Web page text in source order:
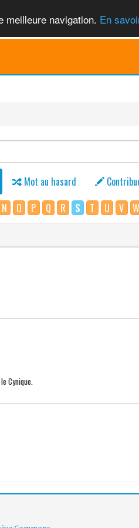
meilleure navigation. En
Mot au hasard
N O P Q R S T U V W
Cynique.